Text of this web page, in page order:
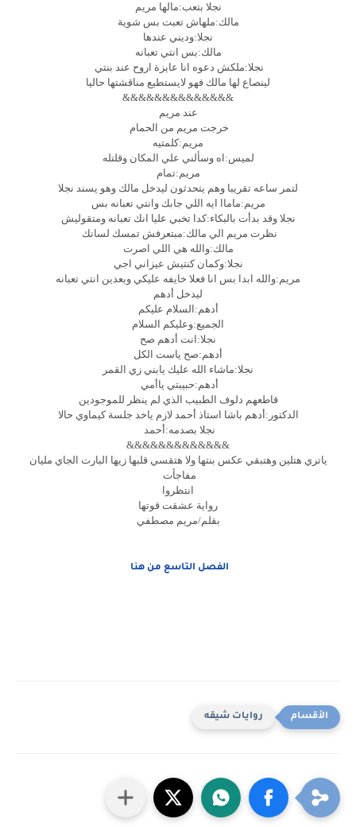
نجلا بتعب:مالها مريم
مالك:ملهاش تعبت بس شوية
نجلا:وديني عندها
مالك:بس انتي تعبانه
نجلا:ملكش دعوه انا عايزة اروح عند بنتي
لينصاع لها مالك فهو لايستطيع مناقشتها حاليا
&&&&&&&&&&&&&&
عند مريم
خرجت مريم من الحمام
مريم:كلمتيه
لميس:اه وسألني علي المكان وقلتله
مريم:تمام
لتمر ساعه تقريبا وهم يتحدثون ليدخل مالك وهو يسند نجلا
مريم:ماماا ايه اللي جابك وانتي تعبانه بس
نجلا وقد بدأت بالبكاء:كدا تخبي عليا انك تعبانه ومتقوليش
نظرت مريم الي مالك:مبتعرفش تمسك لسانك
مالك:والله هي اللي اصرت
نجلا:وكمان كنتيش عيزاني اجي
مريم:والله ابدا بس انا فعلا خايفه عليكي وبعدين انتي تعبانه
ليدخل أدهم
أدهم:السلام عليكم
الجميع:وعليكم السلام
نجلا:انت أدهم صح
أدهم:صح ياست الكل
نجلا:ماشاء الله عليك يابني زي القمر
أدهم:حبيبتي ياأمي
قاطعهم دلوف الطبيب الذي لم ينظر للموجودين
الدكتور:أدهم باشا استاذ أحمد لازم ياخد جلسة كيماوي حالا
نجلا بصدمه:أحمد
&&&&&&&&&&&&&
ياتري هتلين وهتبقي عكس بنتها ولا هتقسي قلبها زيها البارت الجاي مليان
مفاجأت
انتظروا
رواية عشقت قوتها
بقلم/مريم مصطفي
الفصل التاسع من هنا
روايات شيقه